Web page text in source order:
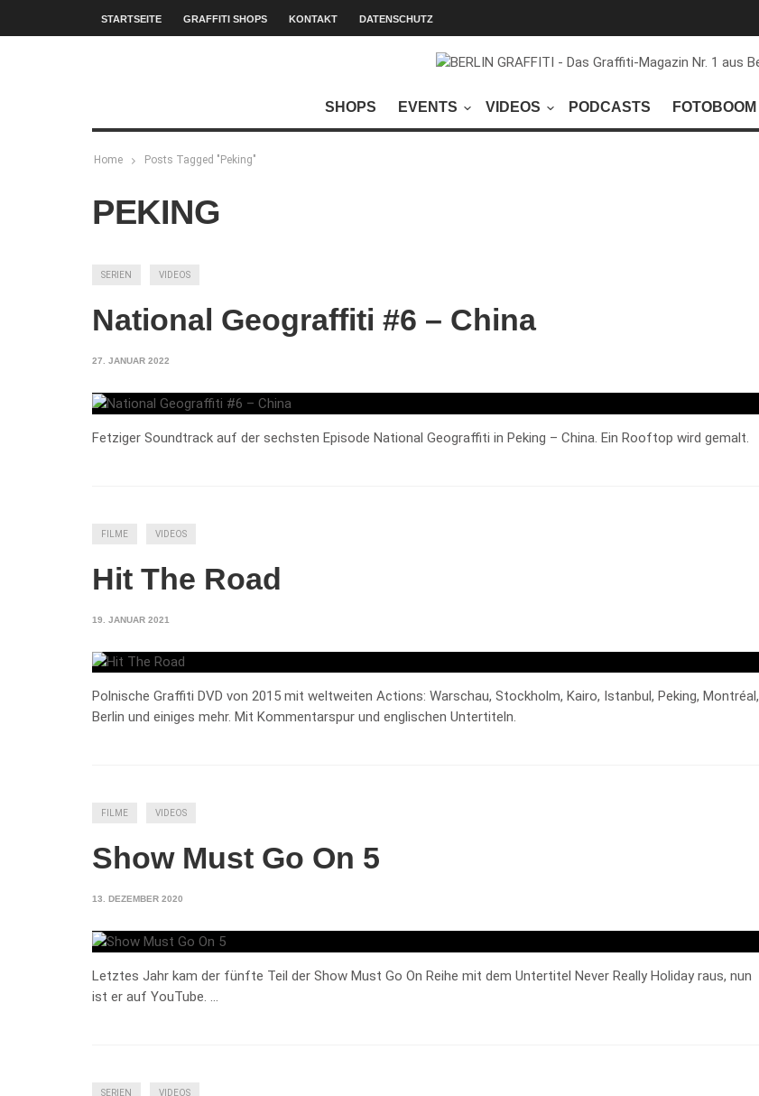
STARTSEITE GRAFFITI SHOPS KONTAKT DATENSCHUTZ
SHOPS EVENTS VIDEOS PODCASTS FOTOBOOM
Home Posts Tagged "Peking"
PEKING
SERIEN VIDEOS
National Geograffiti #6 – China
27. JANUAR 2022
Fetziger Soundtrack auf der sechsten Episode National Geograffiti in Peking – China. Ein Rooftop wird gemalt.
FILME VIDEOS
Hit The Road
19. JANUAR 2021
Polnische Graffiti DVD von 2015 mit weltweiten Actions: Warschau, Stockholm, Kairo, Istanbul, Peking, Montréal,
Berlin und einiges mehr. Mit Kommentarspur und englischen Untertiteln.
FILME VIDEOS
Show Must Go On 5
13. DEZEMBER 2020
Letztes Jahr kam der fünfte Teil der Show Must Go On Reihe mit dem Untertitel Never Really Holiday raus, nun
ist er auf YouTube. …
SERIEN VIDEOS